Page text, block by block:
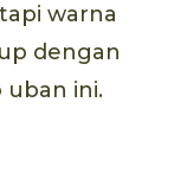
warna
dengan
ini.